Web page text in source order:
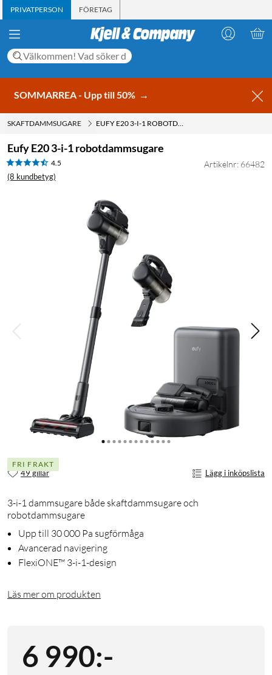
PRIVATPERSON FÖRETAG
SOMMARREA - Upp till 50% →
SKAFTDAMMSUGARE EUFY E20 3-I-1 ROBOTDAMMSUGARE
Eufy E20 3-i-1 robotdammsugare
4.5
(8 kundbetyg)
Artikelnr: 66482
FRI FRAKT
49 gillar Lägg i inköpslista
3-i-1 dammsugare både skaftdammsugare och
robotdammsugare
Upp till 30 000 Pa sugförmåga
Avancerad navigering
FlexiONE™ 3-i-1-design
Läs mer om produkten
6 990:-